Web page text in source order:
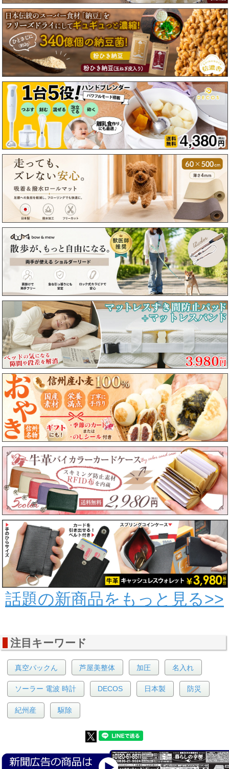
話題の新商品をもっと見る>>
注目キーワード
真空パックん 芦屋美整体 加圧 名入れ
ソーラー 電波 時計 DECOS 日本製 防災
紀州産 駆除